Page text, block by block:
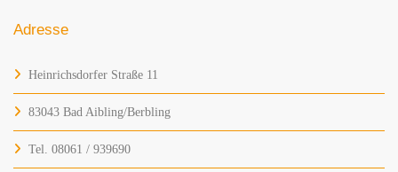
Adresse
Heinrichsdorfer Straße 11
83043 Bad Aibling/Berbling
Tel. 08061 / 939690